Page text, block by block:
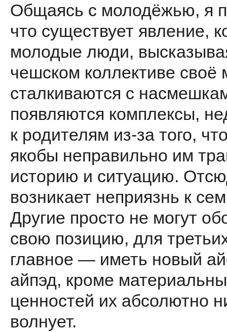
Общаясь с молодёжью, я
что существует явление,
молодые люди,
чешском коллективе своё
сталкиваются с
появляются комплексы,
к родителям из-за того,
якобы неправильно им
историю и ситуацию.
возникает неприязнь к
Другие просто не могут
свою позицию, для
главное — иметь новый
айпэд, кроме
ценностей их абсолютно
волнует.